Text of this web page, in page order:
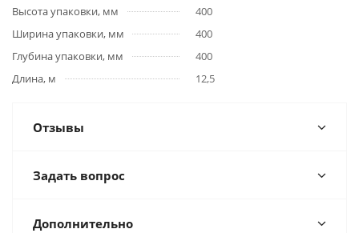
Высота упаковки, мм
400
Ширина упаковки, мм
400
Глубина упаковки, мм
400
Длина, м
12,5
Отзывы
Задать вопрос
Дополнительно